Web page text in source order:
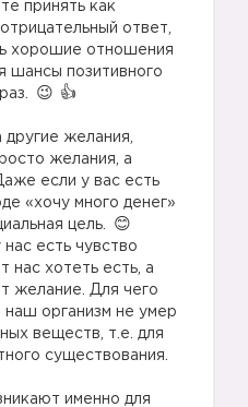
принять как
ответ,
хорошие отношения
шансы позитивного
желания,
желания, а
если у вас есть
«хочу много денег»
цель.
есть чувство
нас хотеть есть, а
желание. Для чего
организм не умер
веществ, т.е. для
существования.
именно для